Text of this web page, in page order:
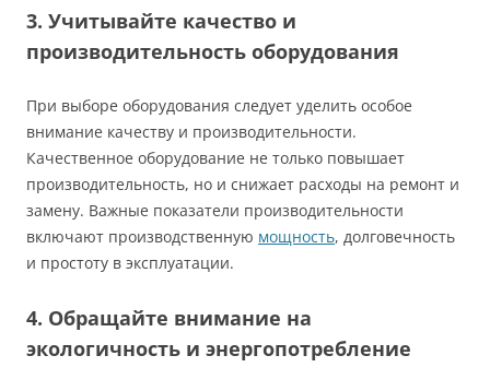
3. Учитывайте качество и
производительность оборудования
При выборе оборудования следует уделить особое
внимание качеству и производительности.
Качественное оборудование не только повышает
производительность, но и снижает расходы на ремонт и
замену. Важные показатели производительности
включают производственную мощность, долговечность
и простоту в эксплуатации.
4. Обращайте внимание на
экологичность и энергопотребление